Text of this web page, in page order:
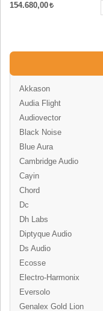
154.680,00
Akkason
Audia Flight
Audiovector
Black Noise
Blue Aura
Cambridge Audio
Cayin
Chord
Dc
Dh Labs
Diptyque Audio
Ds Audio
Ecosse
Electro-Harmonix
Eversolo
Genalex Gold Lion